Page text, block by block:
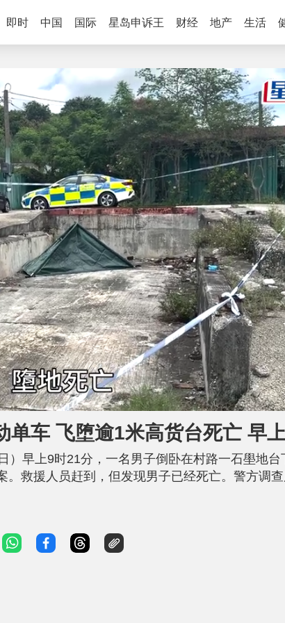
即时 中国 国际 星岛申诉王 财经 地产 生活
单车 飞堕逾1米高货台死亡 早
）早上9时21分，一名男子倒卧在村路一石壆地台
救援人员赶到，但发现男子已经死亡。警方调
处堕下，跌落涉事凹位受伤致死。 人员在死者身
称，死者的头部和手有跌伤和擦伤，与由高处堕